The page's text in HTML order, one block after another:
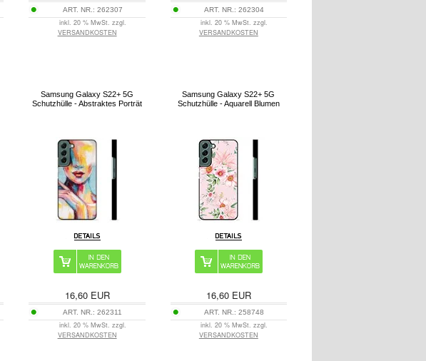
ART. NR.: 262307
inkl. 20 % MwSt. zzgl.
VERSANDKOSTEN
ART. NR.: 262304
inkl. 20 % MwSt. zzgl.
VERSANDKOSTEN
Samsung Galaxy S22+ 5G
Schutzhülle - Abstraktes Porträt
16,60EUR
ART. NR.:262311
inkl. 20 % MwSt. zzgl.
VERSANDKOSTEN
Samsung Galaxy S22+ 5G
Schutzhülle - Aquarell Blumen
16,60EUR
ART. NR.: 258748
inkl. 20 % MwSt. zzgl.
VERSANDKOSTEN